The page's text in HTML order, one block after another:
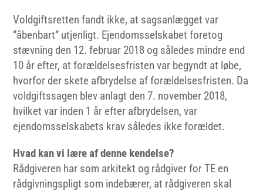
Voldgiftsretten fandt ikke, at sagsanlægget var
”åbenbart” utjenligt. Ejendomsselskabet foretog
stævning den 12. februar 2018 og således mindre end
10 år efter, at forældelsesfristen var begyndt at løbe,
hvorfor der skete afbrydelse af forældelsesfristen. Da
voldgiftssagen blev anlagt den 7. november 2018,
hvilket var inden 1 år efter afbrydelsen, var
ejendomsselskabets krav således ikke forældet.
Hvad kan vi lære af denne kendelse?
Rådgiveren har som arkitekt og rådgiver for TE en
rådgivningspligt som indebærer, at rådgiveren skal